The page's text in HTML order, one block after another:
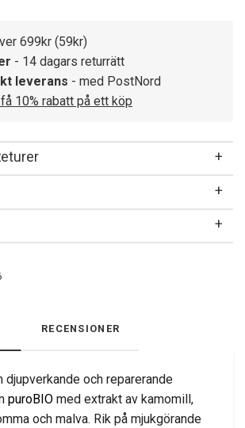
699kr (59kr)
- 14 dagars returrätt
leverans - med PostNord
10% rabatt på ett köp
RECENSIONER
djupverkande och reparerande
puroBIO med extrakt av kamomill,
och malva. Rik på mjukgörande